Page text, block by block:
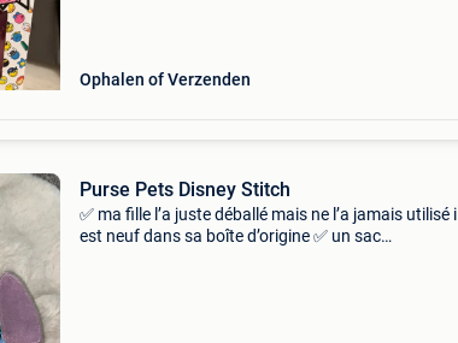
Ophalen of Verzenden
Purse Pets Disney Stitch
✅ ma fille l’a juste déballé mais ne l’a jamais utilisé il
est neuf dans sa boîte d’origine ✅ un sac